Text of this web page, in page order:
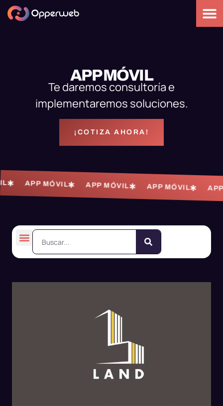
APP MÓVIL
Te daremos consultoría e
implementaremos soluciones.
¡COTIZA AHORA!
APP MÓVIL APP MÓVIL APP MÓVIL APP